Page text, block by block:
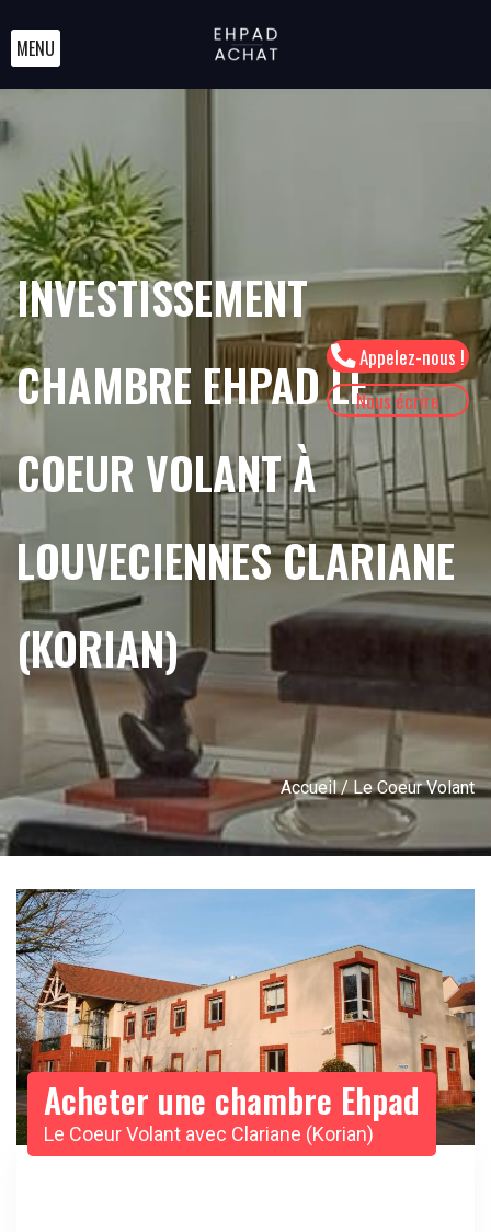
Appelez-nous !
Nous écrire
MENU
INVESTISSEMENT
CHAMBRE EHPAD LE
COEUR VOLANT À
LOUVECIENNES CLARIANE
(KORIAN)
Accueil/ Le Coeur Volant
Acheter une chambre Ehpad
Le Coeur Volant avec Clariane (Korian)